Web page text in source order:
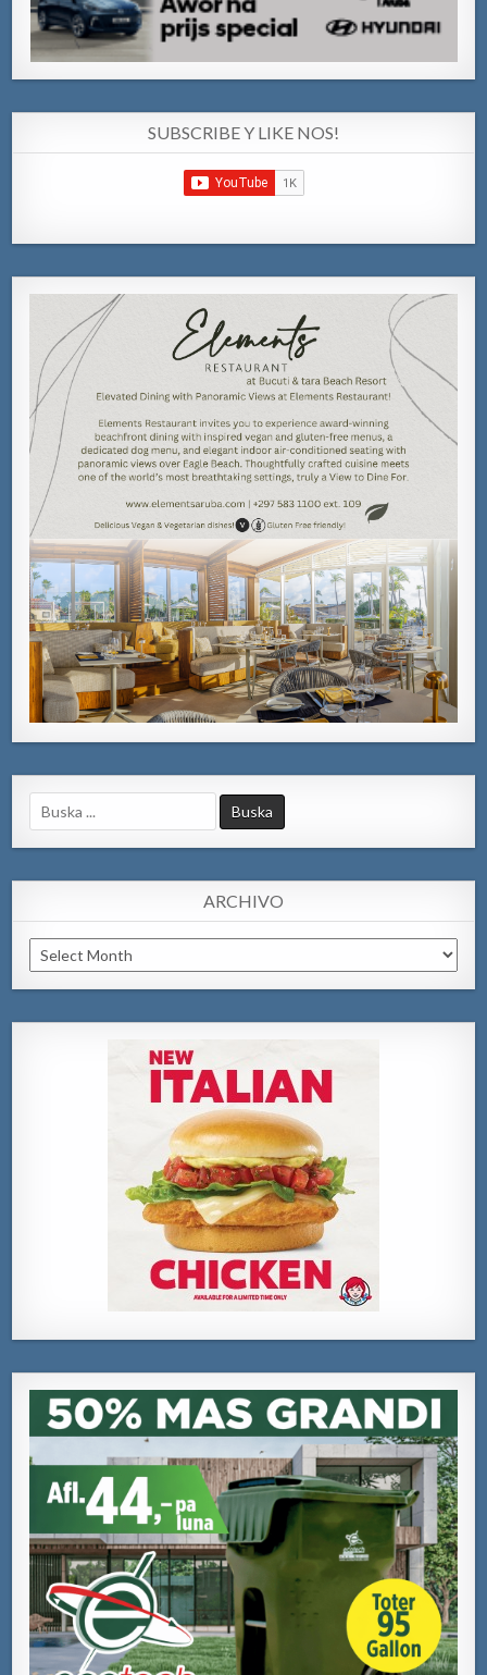
SUBSCRIBE Y LIKE NOS!
Search
for:
ARCHIVO
Archivo